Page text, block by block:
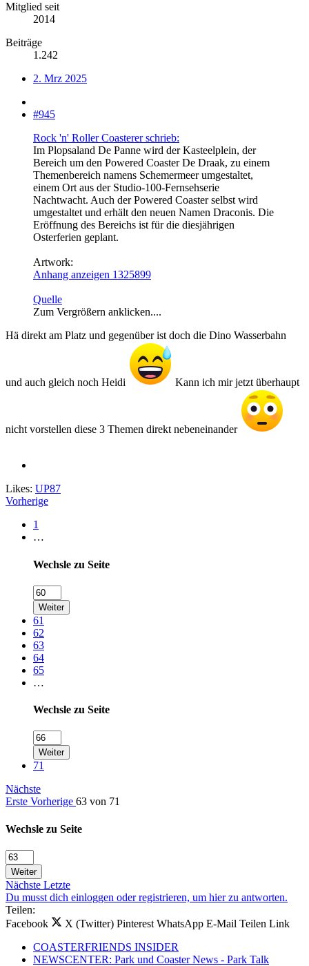
Mitglied seit
2014
Beiträge
1.242
2. Mrz 2025
#945
Rock 'n' Roller Coasterer schrieb:
Im Plopsaland De Panne wird der Kasteelplein, der
Bereich um den Powered Coaster De Draak, zu einem
Themenbereich namens Schemermeer umgestaltet,
einem Ort aus der Studio-100-Fernsehserie
Nachtwacht. Auch der Powered Coaster selbst wird
umgestaltet und erhält den neuen Namen Draconis. Die
Eröffnung des Bereichs ist für die diesjährigen
Osterferien geplant.
Artwork:
Anhang anzeigen 1325899
Quelle
Zum Vergrößern anklicken....
Hä direkt am Platz und gegenüber ist doch die Dino Wasserbahn
und auch gleich noch Heidi Kann ich mir jetzt überhaupt
nicht vorstellen diese 3 Themen direkt nebeneinander
Likes: UP87
Vorherige
1
…
Wechsle zu Seite
Weiter
61
62
63
64
65
…
Wechsle zu Seite
Weiter
71
Nächste
Erste Vorherige 63 von 71
Wechsle zu Seite
Weiter
Nächste Letzte
Du musst dich einloggen oder registrieren, um hier zu antworten.
Teilen:
Facebook
X (Twitter) Pinterest WhatsApp E-Mail Teilen Link
COASTERFRIENDS INSIDER
NEWSCENTER: Park und Coaster News - Park Talk